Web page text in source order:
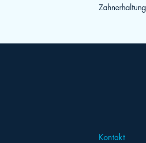
Zahnerhaltung
Kontakt